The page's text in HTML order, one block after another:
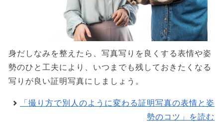
身だしなみを整えたら、写真写りを良くする表情や姿
勢のひと工夫により、いつまでも残しておきたくなる
写りが良い証明写真にしましょう。
「撮り方で別人のように変わる証明写真の表情と姿
勢のコツ」を読む